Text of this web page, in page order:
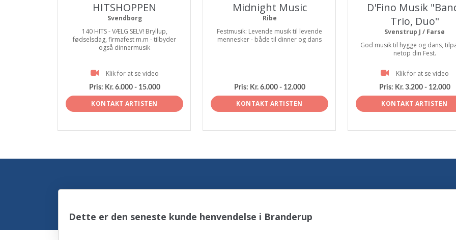
HITSHOPPEN
Svendborg
140 HITS - VÆLG SELV! Bryllup,
fødselsdag, firmafest m.m - tilbyder
også dinnermusik
Klik for at se video
Pris: Kr. 6.000 - 15.000
KONTAKT ARTISTEN
Midnight Music
Ribe
Festmusik: Levende musik til levende
mennesker - både til dinner og dans
Pris: Kr. 6.000 - 12.000
KONTAKT ARTISTEN
D'Fino Musik
Trio, Duo"
Svenstrup J / Farsø
God musik til hygge og dans,
netop din Fest.
Klik for at se video
Pris: Kr. 3.200 - 12.000
KONTAKT ARTISTEN
Dette er den seneste kunde henvendelse i Branderup